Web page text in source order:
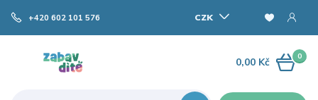
CZK
+420 602 101 576
0
0,00 Kč